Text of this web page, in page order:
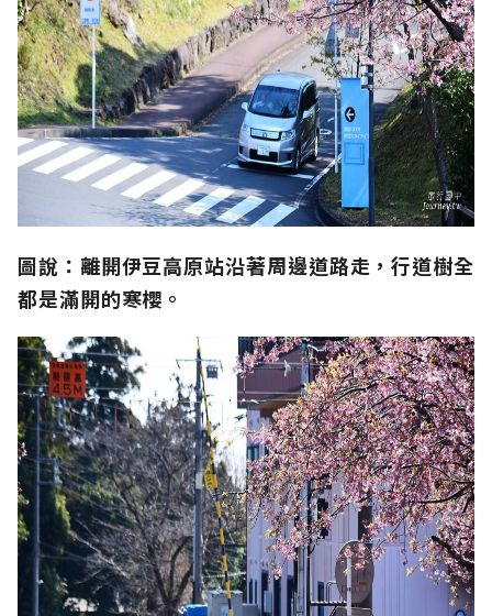
圖說：離開伊豆高原站沿著周邊道路走，行道樹全
都是滿開的寒櫻。